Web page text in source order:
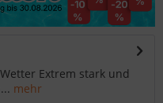
Extrem stark und
mehr